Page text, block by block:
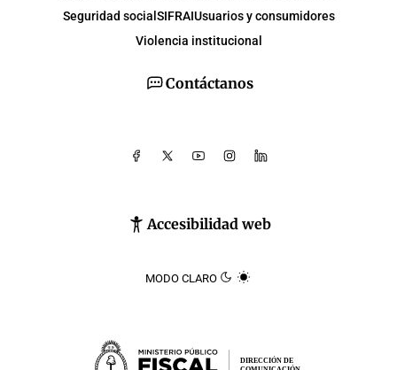
Contáctanos
Accesibilidad web
MODO CLARO
Seguridad social SIFRAIUsuarios y consumidores
Violencia institucional
DIRECCIÓN DE